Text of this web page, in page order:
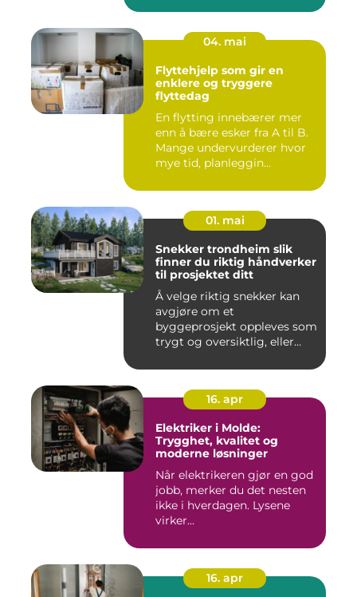
04. mai
Flyttehjelp som gir en
enklere og tryggere
flyttedag
En flytting innebærer mer
enn å bære esker fra A til B.
Mange undervurderer hvor
mye tid, planleggin...
01. mai
Snekker trondheim slik
finner du riktig håndverker
til prosjektet ditt
Å velge riktig snekker kan
avgjøre om et
byggeprosjekt oppleves som
trygt og oversiktlig, eller
16. apr
Elektriker i Molde:
Trygghet, kvalitet og
moderne løsninger
Når elektrikeren gjør en god
jobb, merker du det nesten
ikke i hverdagen. Lysene
virker...
16. apr